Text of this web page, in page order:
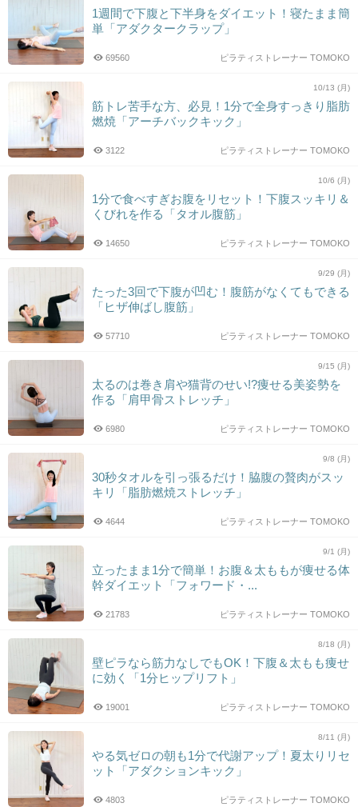
1週間で下腹と下半身をダイエット！寝たまま簡
単「アダクタークラップ」
ピラティストレーナー TOMOKO
69560
10/13 (月)
筋トレ苦手な方、必見！1分で全身すっきり脂肪
燃焼「アーチバックキック」
ピラティストレーナー TOMOKO
3122
10/6 (月)
1分で食べすぎお腹をリセット！下腹スッキリ＆
くびれを作る「タオル腹筋」
ピラティストレーナー TOMOKO
14650
9/29 (月)
たった3回で下腹が凹む！腹筋がなくてもできる
「ヒザ伸ばし腹筋」
ピラティストレーナー TOMOKO
57710
9/15 (月)
太るのは巻き肩や猫背のせい!?痩せる美姿勢を
作る「肩甲骨ストレッチ」
ピラティストレーナー TOMOKO
6980
9/8 (月)
30秒タオルを引っ張るだけ！脇腹の贅肉がスッ
キリ「脂肪燃焼ストレッチ」
ピラティストレーナー TOMOKO
4644
9/1 (月)
立ったまま1分で簡単！お腹＆太ももが痩せる体
幹ダイエット「フォワード・...
ピラティストレーナー TOMOKO
21783
8/18 (月)
壁ピラなら筋力なしでもOK！下腹＆太もも痩せ
に効く「1分ヒップリフト」
ピラティストレーナー TOMOKO
19001
8/11 (月)
やる気ゼロの朝も1分で代謝アップ！夏太りリセ
ット「アダクションキック」
ピラティストレーナー TOMOKO
4803